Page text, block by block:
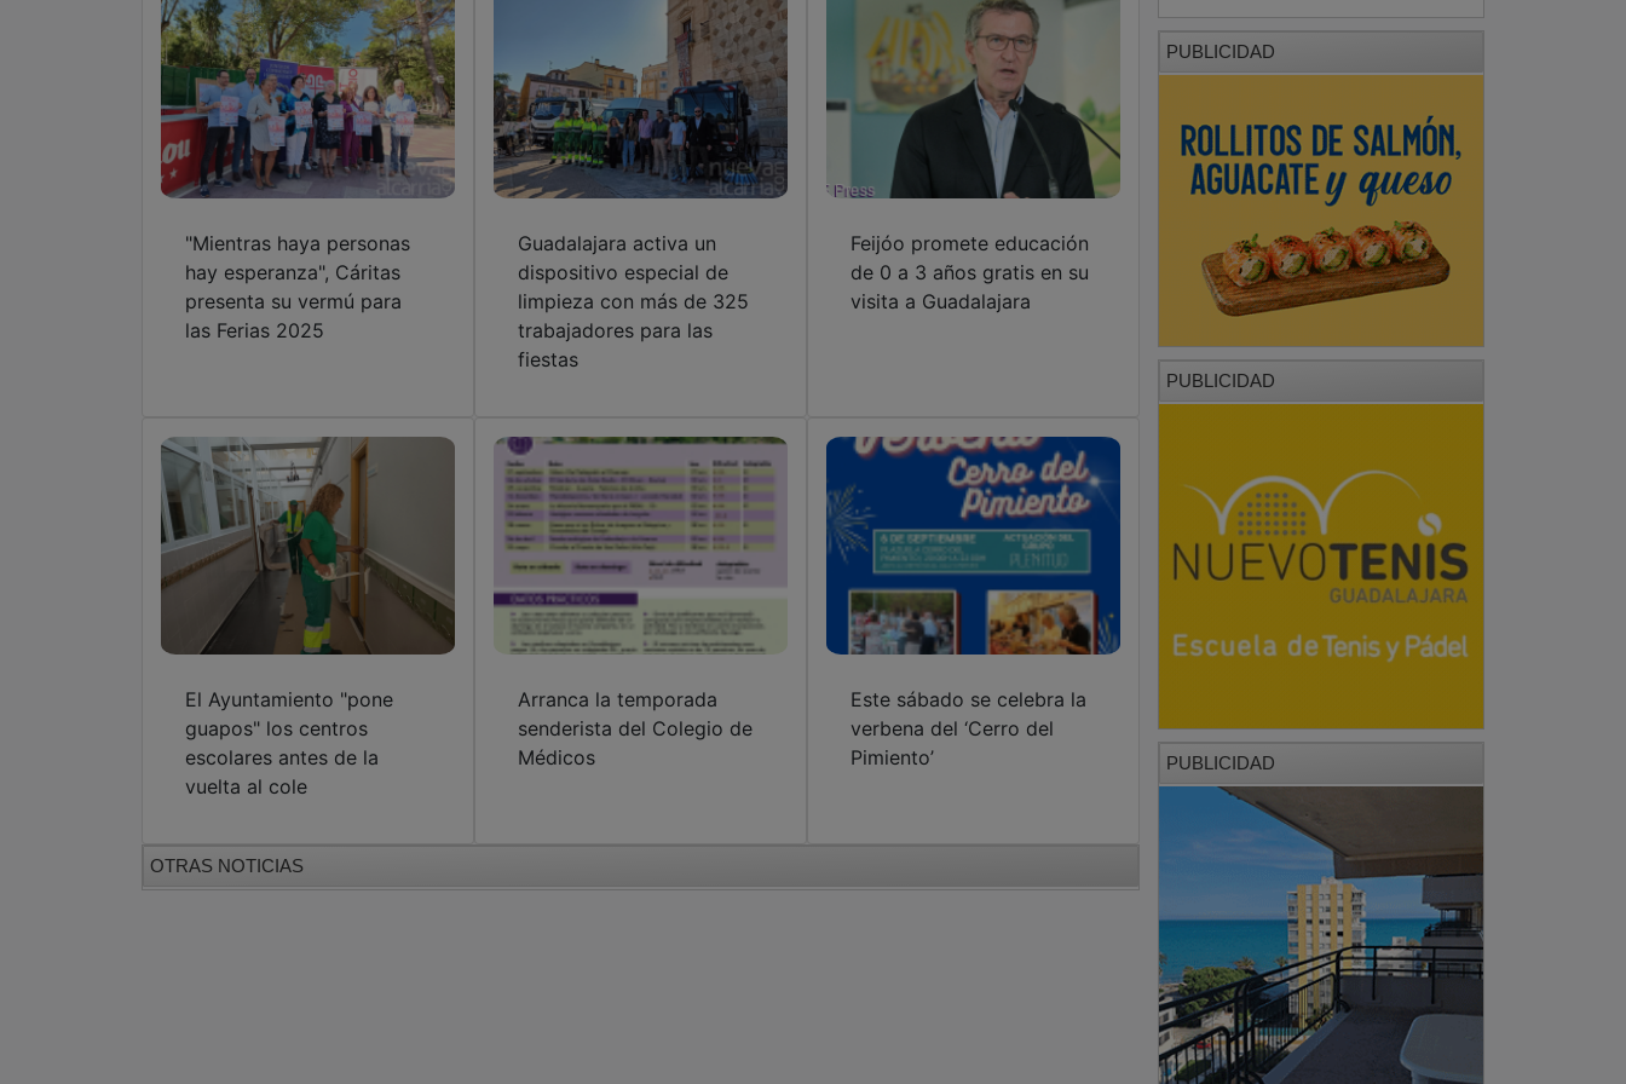
"Mientras haya personas
hay esperanza", Cáritas
presenta su vermú para
las Ferias 2025
Guadalajara activa un
dispositivo especial de
limpieza con más de 325
trabajadores para las
fiestas
Feijóo promete educación
de 0 a 3 años gratis en su
visita a Guadalajara
El Ayuntamiento "pone
guapos" los centros
escolares antes de la
vuelta al cole
Arranca la temporada
senderista del Colegio de
Médicos
Este sábado se celebra la
verbena del ‘Cerro del
Pimiento’
OTRAS NOTICIAS
PUBLICIDAD
PUBLICIDAD
PUBLICIDAD